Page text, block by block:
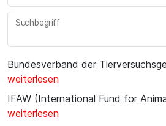
Suchbegriff
Bundesverband der
weiterlesen
IFAW (International Fund for
weiterlesen